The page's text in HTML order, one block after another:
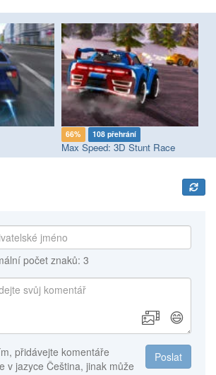
66% 108 přehrání
Max Speed: 3D Stunt Race
počet znaků: 3
😄
Poslat
přidávejte komentáře
v jazyce Čeština, jinak může